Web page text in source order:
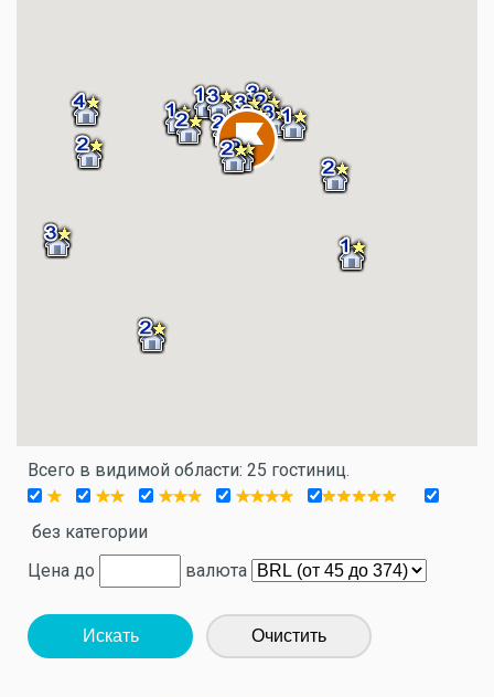
Всего в видимой области: 25 гостиниц.
без категории
Цена до
валюта
Искать Очистить